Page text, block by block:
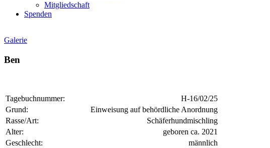
Mitgliedschaft
Spenden
Galerie
Ben
Tagebuchnummer:
H-16/02/25
Grund:
Einweisung auf behördliche Anordnung
Rasse/Art:
Schäferhundmischling
Alter:
geboren ca. 2021
Geschlecht:
männlich